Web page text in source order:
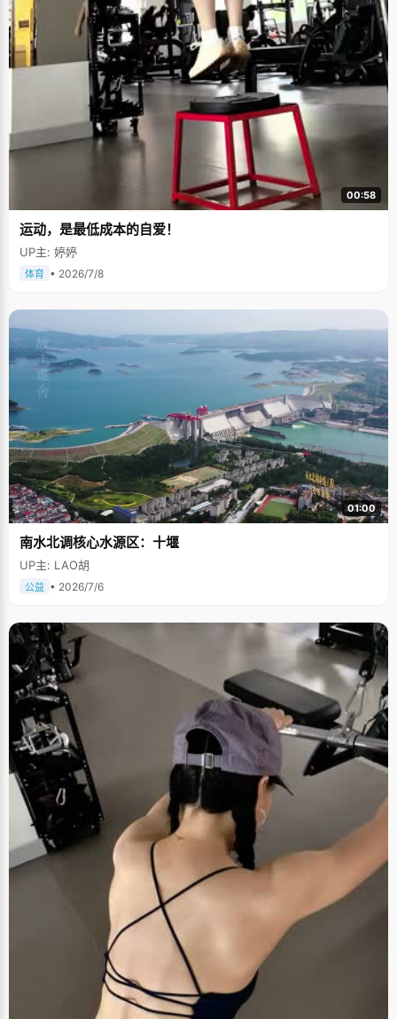
00:58
运动，是最低成本的自爱！
UP主: 婷婷
体育 • 2026/7/8
01:00
南水北调核心水源区：十堰
UP主: LAO胡
公益 • 2026/7/6